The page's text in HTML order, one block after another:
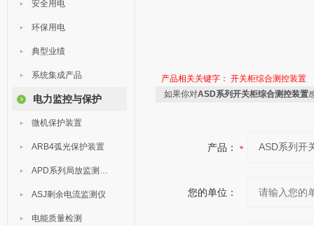
安全用电
环保用电
典型业绩
系统集成产品
电力监控与保护
微机保护装置
ARB4弧光保护装置
APD系列局放监测装置
ASJ剩余电流监测仪
电能质量检测
产品相关关键字： 开关柜综合测控装置
如果你对ASD系列开关柜综合测控装置
产品：
您的单位：